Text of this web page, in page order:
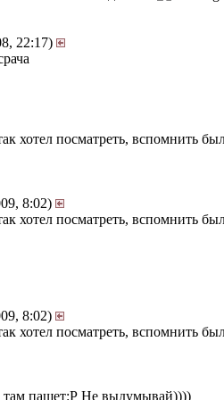
22:17)
хотел посматреть, вспомнить
8:02)
хотел посматреть, вспомнить
8:02)
хотел посматреть, вспомнить
пашет:Р Не выдумывай))))